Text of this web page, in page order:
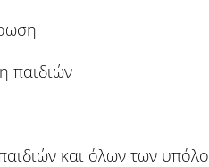
παιδιών
και όλων των